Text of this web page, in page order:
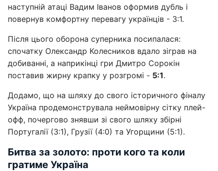
наступній атаці Вадим Іванов оформив дубль і
повернув комфортну перевагу українців - 3:1.
Після цього оборона суперника посипалася:
спочатку Олександр Колесников вдало зіграв на
добиванні, а наприкінці гри Дмитро Сорокін
поставив жирну крапку у розгромі - 5:1.
Додамо, що на шляху до свого історичного фіналу
Україна продемонструвала неймовірну сітку плей-
офф, почергово знявши зі свого шляху збірні
Португалії (3:1), Грузії (4:0) та Угорщини (5:1).
Битва за золото: проти кого та коли
гратиме Україна